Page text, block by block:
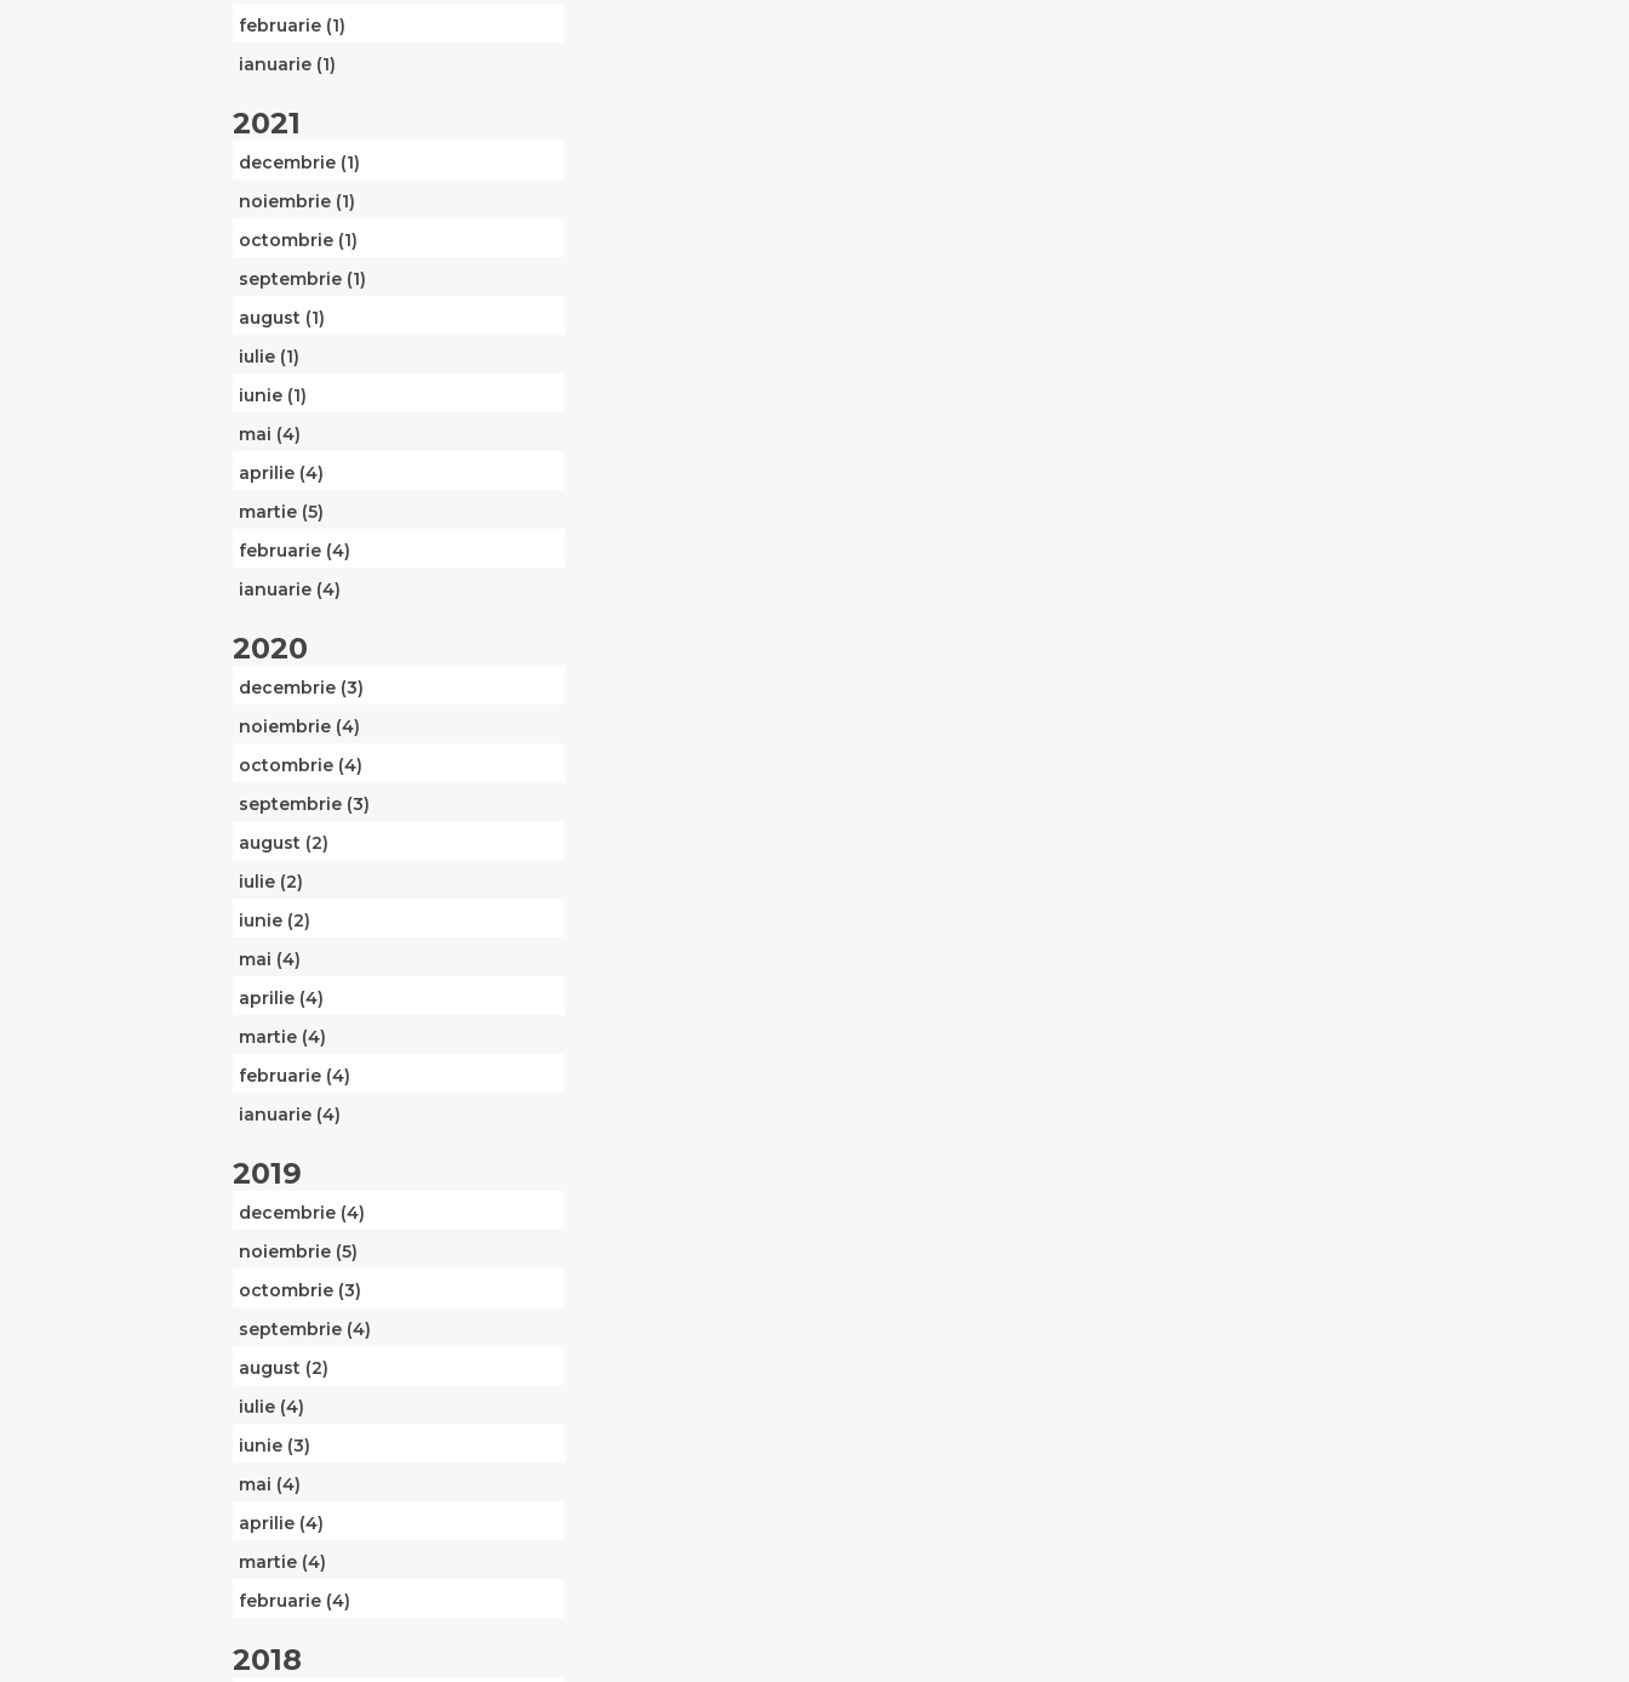
februarie (1)
ianuarie (1)
2021
decembrie (1)
noiembrie (1)
octombrie (1)
septembrie (1)
august (1)
iulie (1)
iunie (1)
mai (4)
aprilie (4)
martie (5)
februarie (4)
ianuarie (4)
2020
decembrie (3)
noiembrie (4)
octombrie (4)
septembrie (3)
august (2)
iulie (2)
iunie (2)
mai (4)
aprilie (4)
martie (4)
februarie (4)
ianuarie (4)
2019
decembrie (4)
noiembrie (5)
octombrie (3)
septembrie (4)
august (2)
iulie (4)
iunie (3)
mai (4)
aprilie (4)
martie (4)
februarie (4)
2018